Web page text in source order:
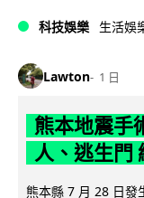
科技娛樂 生活娛
Lawton 1 日
熊本地震手
人、逃生門
熊本縣 7 月 28 日發